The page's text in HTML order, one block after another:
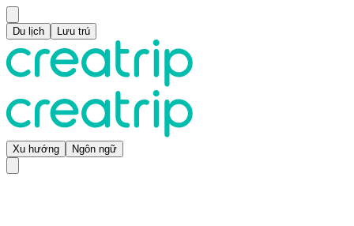
Du lịch Lưu trú
Xu hướng Ngôn ngữ